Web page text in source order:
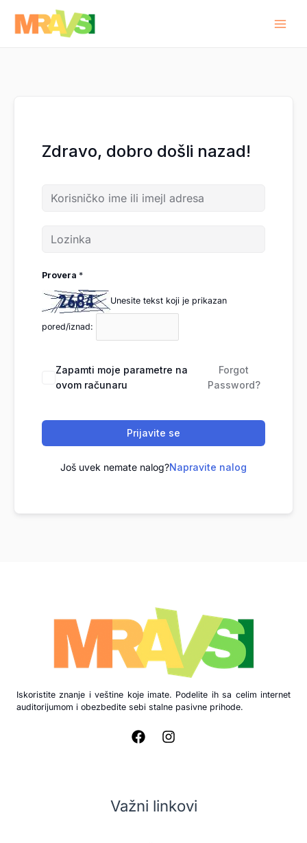
sadržaj
Zdravo, dobro došli nazad!
Provera *
Unesite tekst koji je prikazan
pored/iznad:
Zapamti moje parametre na
ovom računaru
Forgot
Password?
Prijavite se
Još uvek nemate nalog?Napravite nalog
Iskoristite znanje i veštine koje imate. Podelite ih sa celim internet
auditorijumom i obezbedite sebi stalne pasivne prihode.
Važni linkovi